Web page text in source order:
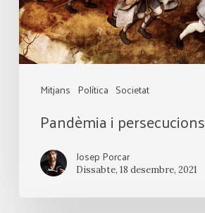
Mitjans Política Societat
Pandèmia i persecucions
Josep Porcar
Dissabte, 18 desembre, 2021